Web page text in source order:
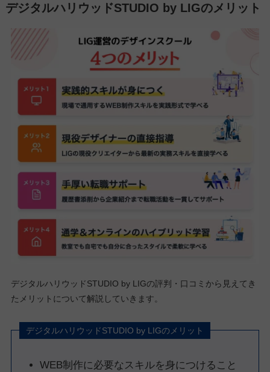
デジタルハリウッドSTUDIO by LIGのメリット
デジタルハリウッドSTUDIO by LIGの評判・口コミから見えてき
たメリットについて解説していきます。
デジタルハリウッドSTUDIO by LIGのメリット
WEB制作に必要なスキルを身につけること